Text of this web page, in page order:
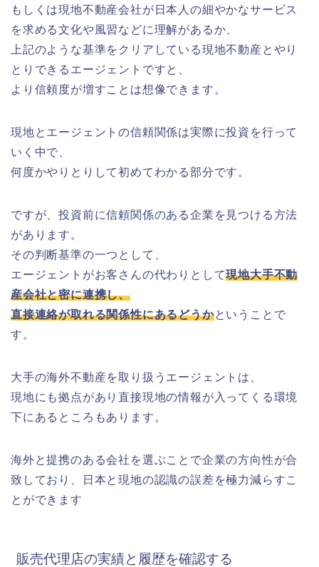
もしくは現地不動産会社が日本人の細やかなサービス
を求める文化や風習などに理解があるか、
上記のような基準をクリアしている現地不動産とやり
とりできるエージェントですと、
より信頼度が増すことは想像できます。
現地とエージェントの信頼関係は実際に投資を行って
いく中で、
何度かやりとりして初めてわかる部分です。
ですが、投資前に信頼関係のある企業を見つける方法
があります。
その判断基準の一つとして、
エージェントがお客さんの代わりとして現地大手不動
産会社と密に連携し、
直接連絡が取れる関係性にあるどうかということで
す。
大手の海外不動産を取り扱うエージェントは、
現地にも拠点があり直接現地の情報が入ってくる環境
下にあるところもあります。
海外と提携のある会社を選ぶことで企業の方向性が合
致しており、日本と現地の認識の誤差を極力減らすこ
とができます
販売代理店の実績と履歴を確認する